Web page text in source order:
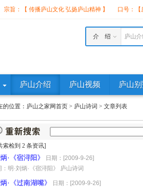
宗旨：【 传播庐山文化 弘扬庐山精神 】 口号：
庐山
介 绍
庐山介绍 庐山视频 庐山
的位置： 庐山之家网首页 > 庐山诗词 > 文章列表
检到 2 条资讯]
·《宿浔阳》
日期：[2009-9-26]
：明·刘炳·《宿浔阳》 庐山诗词
·《过南湖嘴》
日期：[2009-9-26]